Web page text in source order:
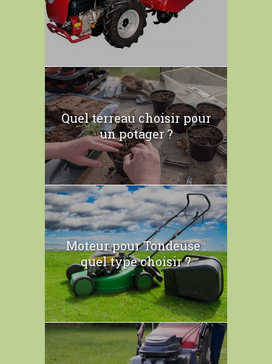
Quel terreau choisir pour
un potager ?
Moteur pour Tondeuse :
quel type choisir ?